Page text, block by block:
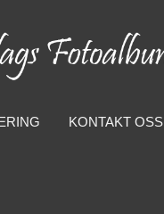
KONTAKT OSS